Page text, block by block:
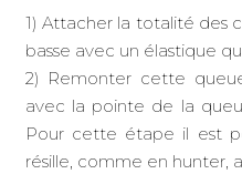
1) Attacher la totalité des
basse avec un élastique
2) Remonter cette
avec la pointe de la
Pour cette étape il est
résille, comme en hunter,